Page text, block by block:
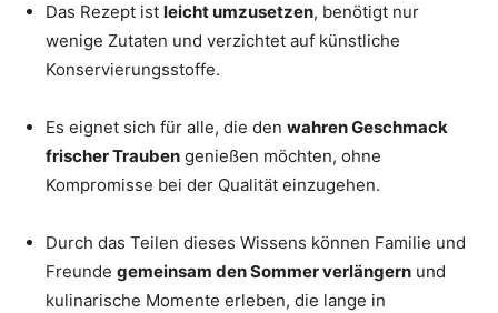
Das Rezept ist leicht umzusetzen, benötigt nur
wenige Zutaten und verzichtet auf künstliche
Konservierungsstoffe.
Es eignet sich für alle, die den wahren Geschmack
frischer Trauben genießen möchten, ohne
Kompromisse bei der Qualität einzugehen.
Durch das Teilen dieses Wissens können Familie und
Freunde gemeinsam den Sommer verlängern und
kulinarische Momente erleben, die lange in